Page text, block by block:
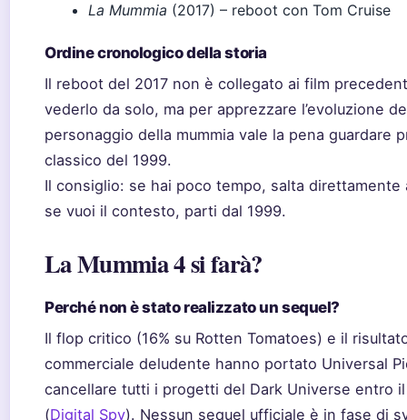
La Mummia (2017) – reboot con Tom Cruise
Ordine cronologico della storia
Il reboot del 2017 non è collegato ai film
vederlo da solo, ma per apprezzare l’evoluzione
personaggio della mummia vale la pena guardare
classico del 1999.
Il consiglio: se hai poco tempo, salta direttamente
se vuoi il contesto, parti dal 1999.
La Mummia 4 si farà?
Perché non è stato realizzato un sequel?
Il flop critico (16% su Rotten Tomatoes) e il
commerciale deludente hanno portato Universal
cancellare tutti i progetti del Dark Universe entro
(Digital Spy). Nessun sequel ufficiale è in fase di